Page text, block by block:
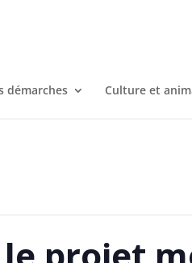
démarches Culture et